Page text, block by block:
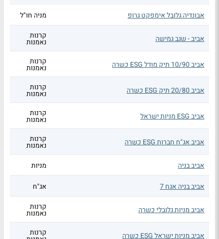
אבונדיה גלובל אימפקט גרופ מניה חו"ל
אביב - שגב גמישה קרנות
נאמנות
אביב 10/90 תיק מודל ESG כשרה קרנות
נאמנות
אביב 20/80 תיק ESG כשרה קרנות
נאמנות
אביב ESG מניות ישראל קרנות
נאמנות
אביב אג"ח חברות ESG כשרה קרנות
נאמנות
אביב בניה
מניות
אביב בניה אגח 7 אג"ח
אביב מניות גלובלי כשרה קרנות
נאמנות
אביב מניות ישראל ESG כשרה קרנות